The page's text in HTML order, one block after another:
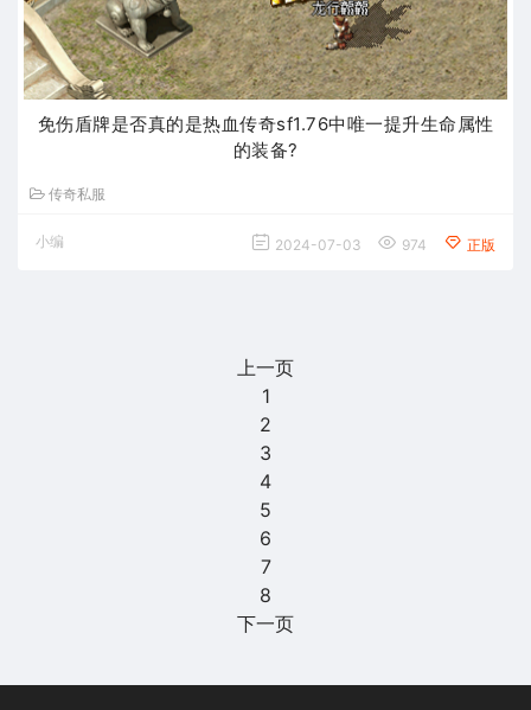
免伤盾牌是否真的是热血传奇sf1.76中唯一提升生命属性
的装备?
传奇私服
小编 2024-07-03 974 正版
上一页
1
2
3
4
5
6
7
8
下一页